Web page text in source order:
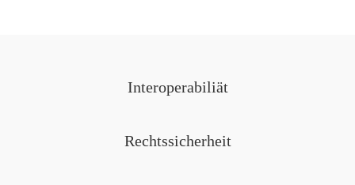
Interoperabiliät
Rechtssicherheit